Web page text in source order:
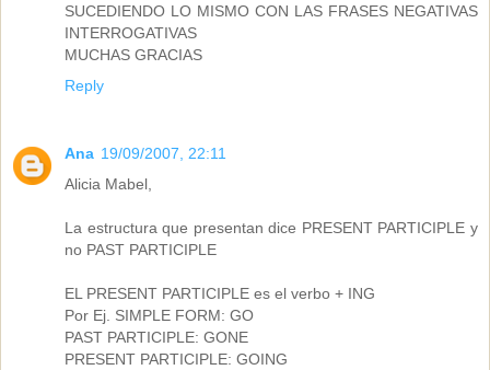
SUCEDIENDO LO MISMO CON LAS FRASES NEGATIVAS
INTERROGATIVAS
MUCHAS GRACIAS
Reply
Ana 19/09/2007, 22:11
Alicia Mabel,
La estructura que presentan dice PRESENT PARTICIPLE y
no PAST PARTICIPLE
EL PRESENT PARTICIPLE es el verbo + ING
Por Ej. SIMPLE FORM: GO
PAST PARTICIPLE: GONE
PRESENT PARTICIPLE: GOING